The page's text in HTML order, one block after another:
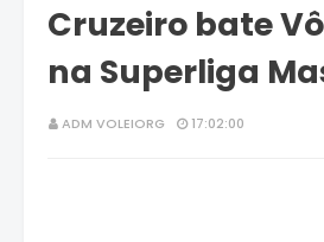
Cruzeiro bate
na Superliga
ADM VOLEIORG 17:02:00